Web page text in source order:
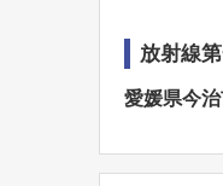
放射線
愛媛県今